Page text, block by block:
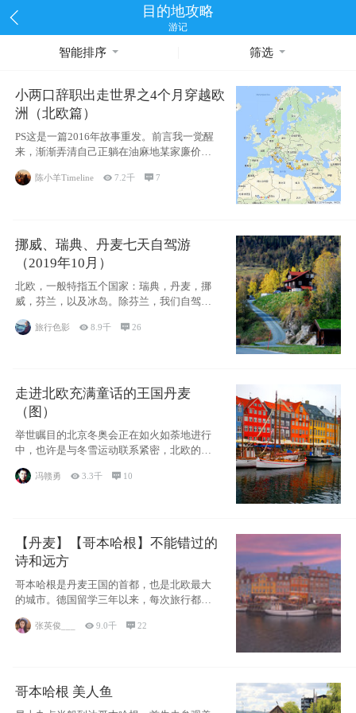
目的地攻略
游记
智能排序 筛选
小两口辞职出走世界之4个月穿越欧
洲（北欧篇）
PS这是一篇2016年故事重发。前言我一觉醒
来，渐渐弄清自己正躺在油麻地某家廉价宾
馆
陈小羊Timeline 7.2千 7
挪威、瑞典、丹麦七天自驾游
（2019年10月）
北欧，一般特指五个国家：瑞典，丹麦，挪
威，芬兰，以及冰岛。除芬兰，我们自驾游
旅行色影 8.9千 26
走进北欧充满童话的王国丹麦
（图）
举世瞩目的北京冬奥会正在如火如荼地进行
中，也许是与冬雪运动联系紧密，北欧的一
些国家因
冯赣勇 3.3千  10
【丹麦】【哥本哈根】不能错过的
诗和远方
哥本哈根是丹麦王国的首都，也是北欧最大
的城市。德国留学三年以来，每次旅行都是
张英俊___ 9.0千 22
哥本哈根 美人鱼